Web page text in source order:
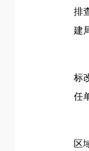
排
建
标
任
区